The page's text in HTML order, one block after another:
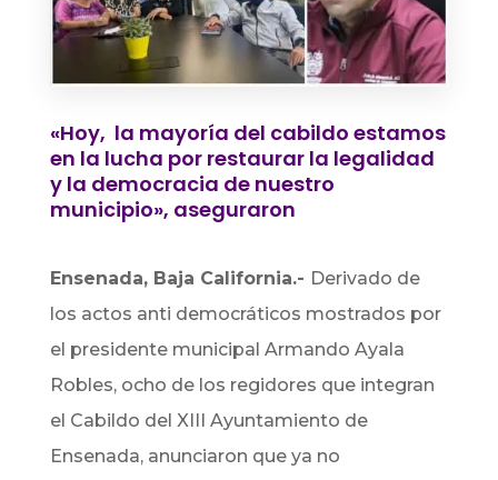
«Hoy, la mayoría del cabildo estamos
en la lucha por restaurar la legalidad
y la democracia de nuestro
municipio», aseguraron
Ensenada, Baja California.- Derivado de
los actos anti democráticos mostrados por
el presidente municipal Armando Ayala
Robles, ocho de los regidores que integran
el Cabildo del XIII Ayuntamiento de
Ensenada, anunciaron que ya no